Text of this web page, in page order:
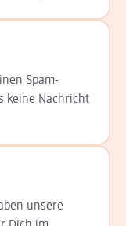
Spam-
keine Nachricht
unsere